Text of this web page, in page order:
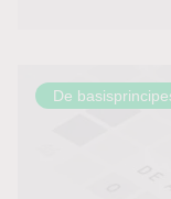
De